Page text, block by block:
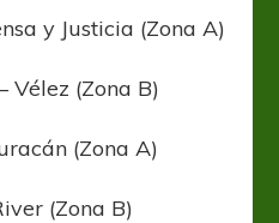
y Justicia (Zona A)
Vélez (Zona B)
(Zona A)
(Zona B)